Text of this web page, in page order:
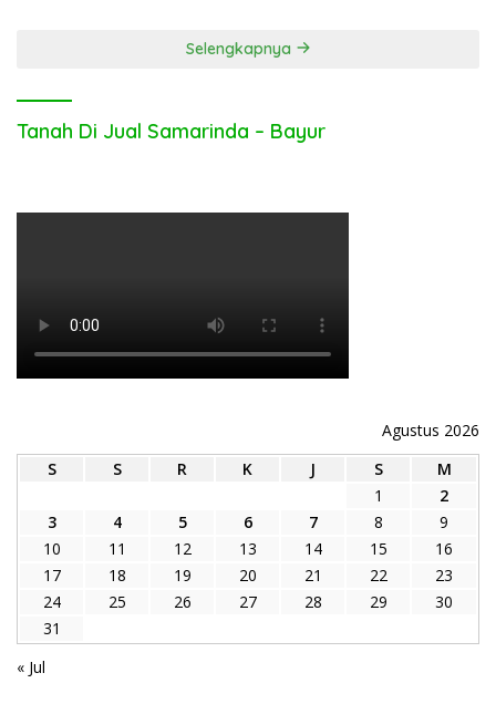
Selengkapnya
Tanah Di Jual Samarinda – Bayur
Agustus 2026
S
S R K J S
M
1
2
3
4 5 6 7 8
9
10
11 12 13 14 15
16
17
18 19 20 21 22
23
24
25 26 27 28 29
30
31
« Jul